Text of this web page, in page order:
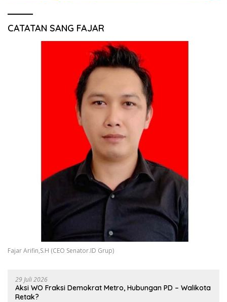
CATATAN SANG FAJAR
Fajar Arifin,S.H (CEO Senator.ID Grup)
29 Juli 2026
Aksi WO Fraksi Demokrat Metro, Hubungan PD – Walikota
Retak?